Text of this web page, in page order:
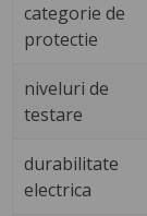
categorie de
protectie
niveluri de
testare
durabilitate
electrica